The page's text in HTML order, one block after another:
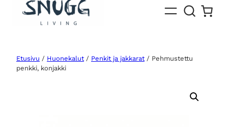
Etusivu / Huonekalut / Penkit ja jakkarat / Pehmustettu
penkki, konjakki